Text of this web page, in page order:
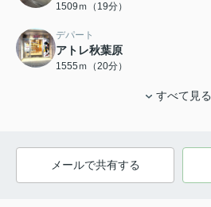
1509ｍ（19分）
デパート
アトレ秋葉原
1555ｍ（20分）
すべて見る
メールで共有する